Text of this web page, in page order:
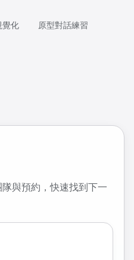
覺化 原型對話練習
與預約，快速找到下一